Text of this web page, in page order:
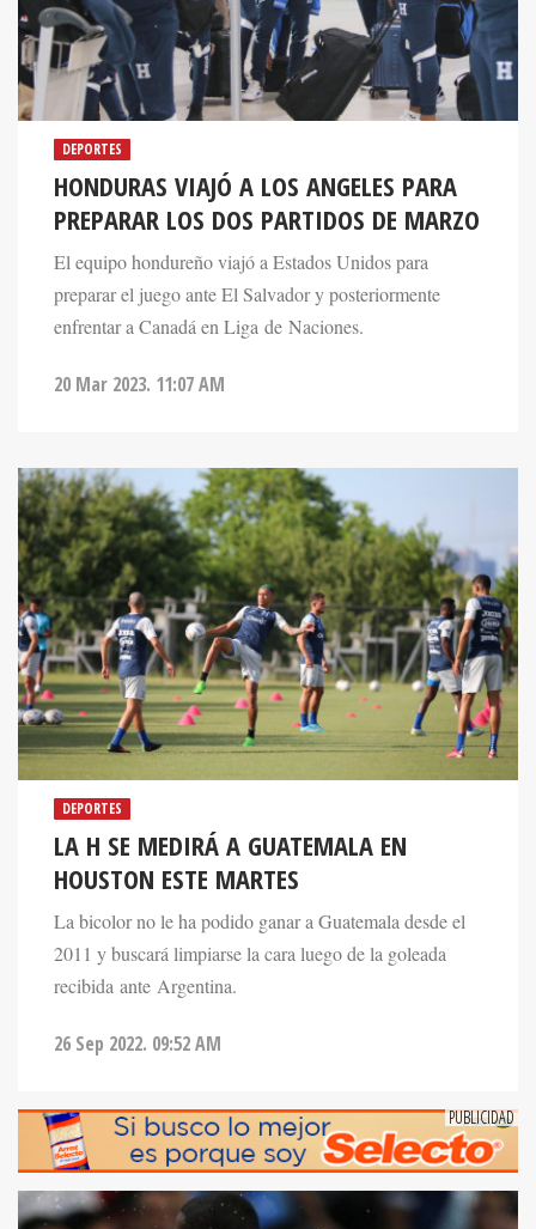
DEPORTES
HONDURAS VIAJÓ A LOS ANGELES PARA
PREPARAR LOS DOS PARTIDOS DE MARZO
El equipo hondureño viajó a Estados Unidos para
preparar el juego ante El Salvador y posteriormente
enfrentar a Canadá en Liga de Naciones.
20 Mar 2023. 11:07 AM
DEPORTES
LA H SE MEDIRÁ A GUATEMALA EN
HOUSTON ESTE MARTES
La bicolor no le ha podido ganar a Guatemala desde el
2011 y buscará limpiarse la cara luego de la goleada
recibida ante Argentina.
26 Sep 2022. 09:52 AM